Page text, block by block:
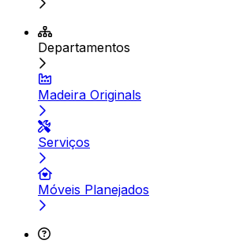
Departamentos
Madeira Originals
Serviços
Móveis Planejados